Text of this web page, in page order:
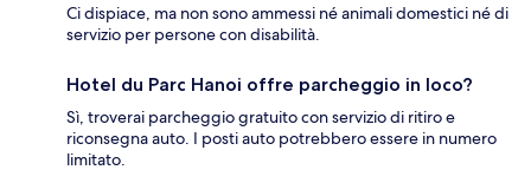
Ci dispiace, ma non sono ammessi né animali domestici né di
servizio per persone con disabilità.
Hotel du Parc Hanoi offre parcheggio in loco?
Sì, troverai parcheggio gratuito con servizio di ritiro e
riconsegna auto. I posti auto potrebbero essere in numero
limitato.